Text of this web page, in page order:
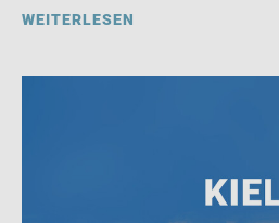
WEITERLESEN